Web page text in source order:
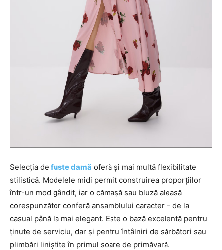
Selecția de fuste damă oferă și mai multă flexibilitate
stilistică. Modelele midi permit construirea proporțiilor
într-un mod gândit, iar o cămașă sau bluză aleasă
corespunzător conferă ansamblului caracter – de la
casual până la mai elegant. Este o bază excelentă pentru
ținute de serviciu, dar și pentru întâlniri de sărbători sau
plimbări liniștite în primul soare de primăvară.